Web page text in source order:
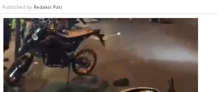
Published by Redaksi Pati